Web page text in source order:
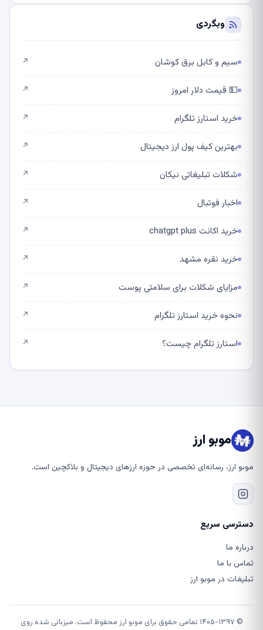
وبگردی
سیم و کابل برق کوشان ↗
💵 قیمت دلار امروز ↗
خرید استارز تلگرام ↗
بهترین کیف پول ارز دیجیتال ↗
شکلات تبلیغاتی نیکان ↗
اخبار فوتبال ↗
خرید اکانت chatgpt plus ↗
خرید نقره مشهد ↗
مزایای شکلات برای سلامتی پوست ↗
نحوه خرید استارز تلگرام ↗
استارز تلگرام چیست؟ ↗
موبو ارز
موبو ارز، رسانه‌ای تخصصی در حوزه ارزهای دیجیتال و بلاکچین است.
دسترسی سریع
درباره ما
تماس با ما
تبلیغات در موبو ارز
© ۱۴۰۵-۱۳۹۷ تمامی حقوق برای موبو ارز محفوظ است. میزبانی شده روی